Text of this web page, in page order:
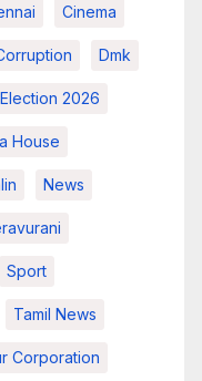
Cinema
Dmk
Election 2026
House
News
Sport
Tamil News
Corporation